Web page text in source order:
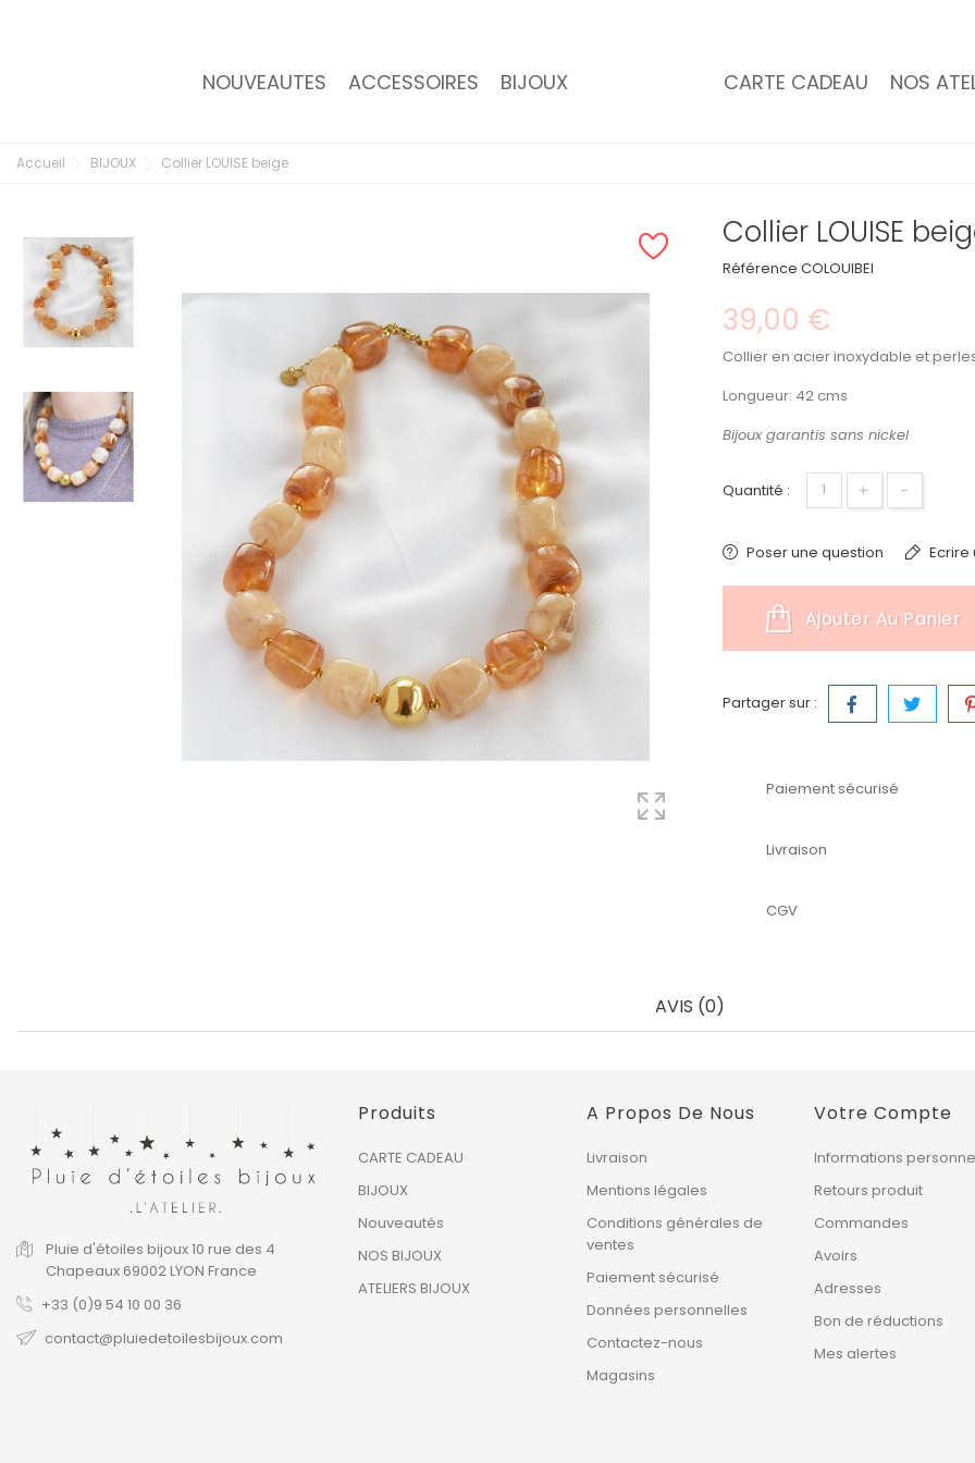
NOUVEAUTES ACCESSOIRES BIJOUX CARTE CADEAU NOS
Accueil BIJOUX Collier LOUISE beige
Collier LOUISE
Référence COLOUIBEI
39,00 €
Collier en acier inoxydable et
Longueur: 42 cms
Bijoux garantis sans nickel
Quantité : + -
Poser une question Ecrire
Ajouter Au Panier
Partager sur :
Paiement sécurisé
Livraison
CGV
AVIS (0)
Pluie d'étoiles bijoux10 rue des 4
Chapeaux 69002 LYON France
+33 (0)9 54 10 00 36
contact@pluiedetoilesbijoux.com
Produits
CARTE CADEAU
BIJOUX
Nouveautés
NOS BIJOUX
ATELIERS BIJOUX
A Propos De Nous
Livraison
Mentions légales
Conditions générales de
ventes
Paiement sécurisé
Données personnelles
Contactez-nous
Magasins
Votre Compte
Informations
Retours produit
Commandes
Avoirs
Adresses
Bon de réductions
Mes alertes